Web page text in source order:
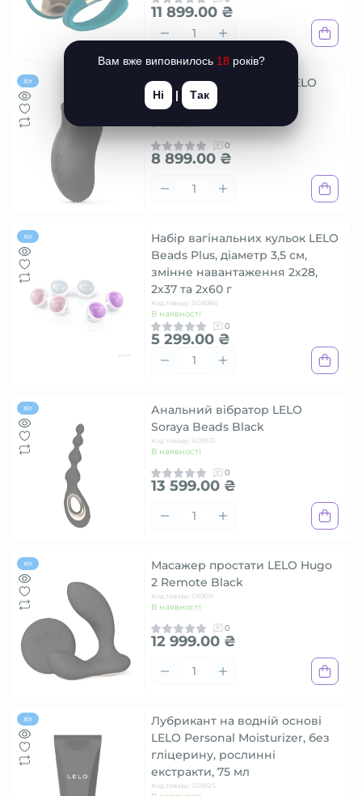
11 899.00 ₴
Хіт
Звуковий стимулятор LELO
SONA 2 Cruise Black
В наявності
0
8 899.00 ₴
Хіт
Набір вагінальних кульок LELO
Beads Plus, діаметр 3,5 см,
змінне навантаження 2х28,
2х37 та 2х60 г
Код товару: SO8084
В наявності
0
5 299.00 ₴
Хіт
Анальний вібратор LELO
Soraya Beads Black
Код товару: SO9531
В наявності
0
13 599.00 ₴
Хіт
Масажер простати LELO Hugo
2 Remote Black
Код товару: SX0691
В наявності
0
12 999.00 ₴
Хіт
Лубрикант на водній основі
LELO Personal Moisturizer, без
гліцерину, рослинні
екстракти, 75 мл
Код товару: SO8125
Вам вже виповнилось 18 років?
Ні | Так